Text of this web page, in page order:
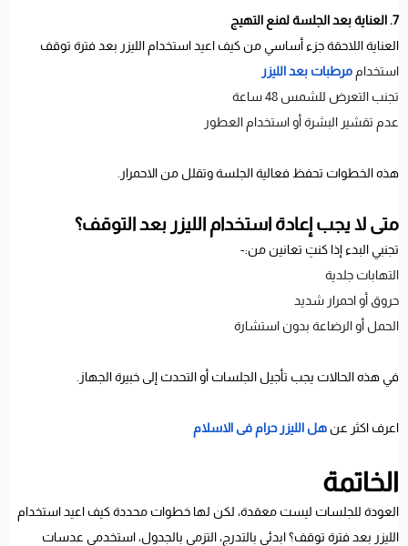
7. العناية بعد الجلسة لمنع التهيج
العناية اللاحقة جزء أساسي من كيف اعيد استخدام الليزر بعد فترة توقف
استخدام مرطبات بعد الليزر
تجنب التعرض للشمس 48 ساعة
عدم تقشير البشرة أو استخدام العطور
هذه الخطوات تحفظ فعالية الجلسة وتقلل من الاحمرار.
متى لا يجب إعادة استخدام الليزر بعد التوقف؟
تجنبي البدء إذا كنتِ تعانين من:-
التهابات جلدية
حروق أو احمرار شديد
الحمل أو الرضاعة بدون استشارة
في هذه الحالات يجب تأجيل الجلسات أو التحدث إلى خبيرة الجهاز.
اعرف اكثر عنهل الليزر حرام فى الاسلام
الخاتمة
العودة للجلسات ليست معقدة، لكن لها خطوات محددة كيف اعيد استخدام
الليزر بعد فترة توقف؟ ابدئي بالتدرج، التزمي بالجدول، استخدمي عدسات